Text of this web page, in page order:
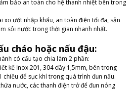
bảo an toàn cho hệ thanh nhiệt bên trong
xo ướt nhập khẩu, an toàn điện tối đa, sản
sôi nước trong thời gian nhanh nhất.
cháo hoặc nấu đậu:
có cấu tạo chia làm 2 phần:
kế Inox 201, 304 dầy 1,5mm, bên trong
chiều để sục khí trong quá trình đun nấu.
nước, các thanh điện trở để đun nóng